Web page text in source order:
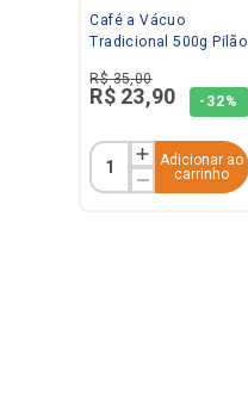
Café a Vácuo
Tradicional 500g Pilão
R$ 35,00
R$ 23,90 - 32%
Adicionar ao
carrinho